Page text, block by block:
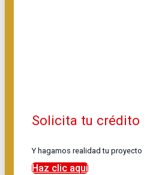
Solicita tu crédito
Y hagamos realidad tu proyecto
Haz clic aquí